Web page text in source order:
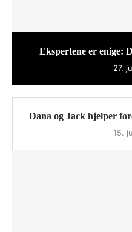
Ekspertene er enige:
27.
Dana og Jack hjelper
15.